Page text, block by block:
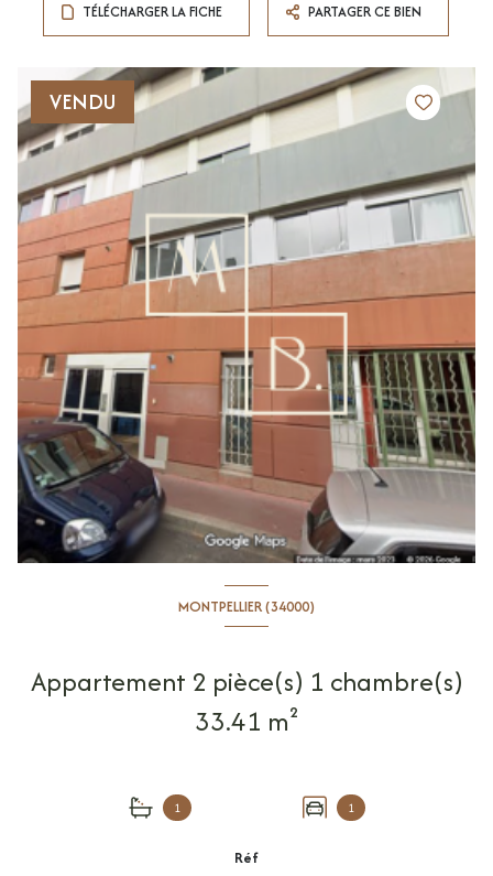
TÉLÉCHARGER LA FICHE PARTAGER CE BIEN
VENDU
MONTPELLIER (34000)
Appartement 2 pièce(s) 1 chambre(s)
33.41 m²
1 1
Réf